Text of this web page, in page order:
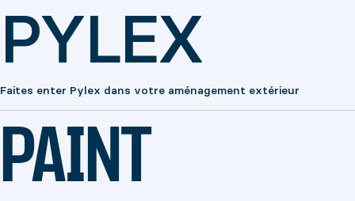
PYLEX
Faites enter Pylex dans votre aménagement extérieur
PAINT